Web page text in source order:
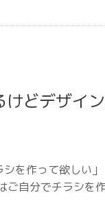
どデザイ
を作って欲しい
ご自分でチラシを